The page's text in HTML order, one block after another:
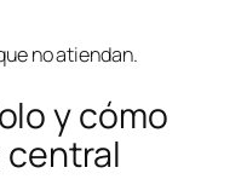
no atiendan.
y cómo
central